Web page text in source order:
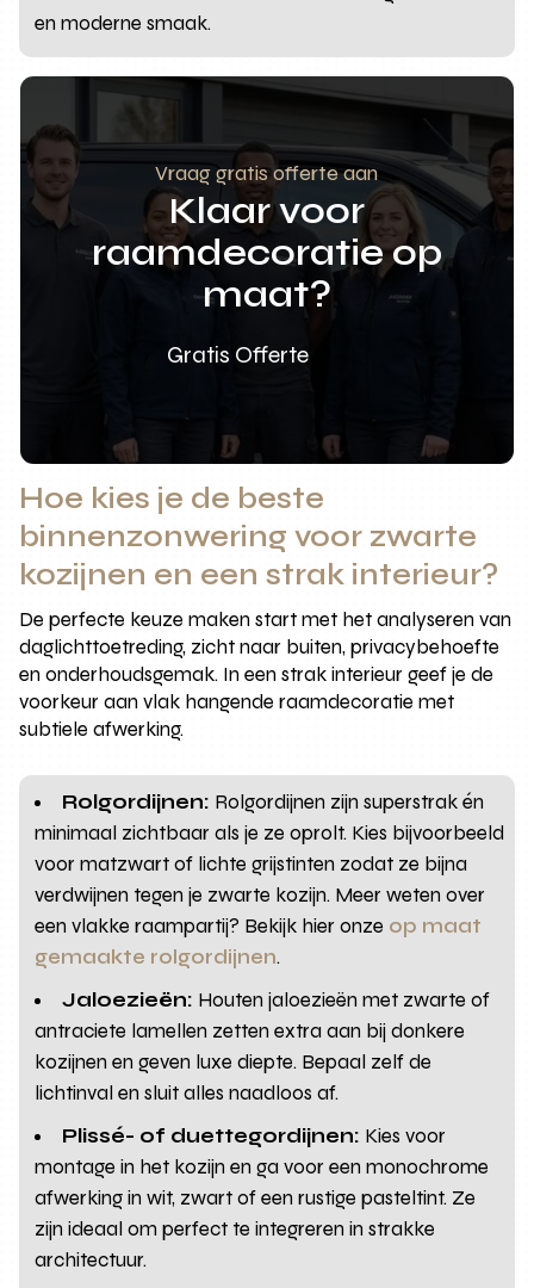
en moderne smaak.
Vraag gratis offerte aan
Klaar voor
raamdecoratie op
maat?
Gratis Offerte
Hoe kies je de beste
binnenzonwering voor zwarte
kozijnen en een strak interieur?
De perfecte keuze maken start met het analyseren van
daglichttoetreding, zicht naar buiten, privacybehoefte
en onderhoudsgemak. In een strak interieur geef je de
voorkeur aan vlak hangende raamdecoratie met
subtiele afwerking.
Rolgordijnen: Rolgordijnen zijn superstrak én
minimaal zichtbaar als je ze oprolt. Kies bijvoorbeeld
voor matzwart of lichte grijstinten zodat ze bijna
verdwijnen tegen je zwarte kozijn. Meer weten over
een vlakke raampartij? Bekijk hier onze op maat
gemaakte rolgordijnen.
Jaloezieën: Houten jaloezieën met zwarte of
antraciete lamellen zetten extra aan bij donkere
kozijnen en geven luxe diepte. Bepaal zelf de
lichtinval en sluit alles naadloos af.
Plissé- of duettegordijnen: Kies voor
montage in het kozijn en ga voor een monochrome
afwerking in wit, zwart of een rustige pasteltint. Ze
zijn ideaal om perfect te integreren in strakke
architectuur.